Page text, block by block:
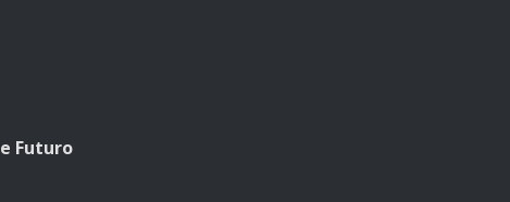
Futuro